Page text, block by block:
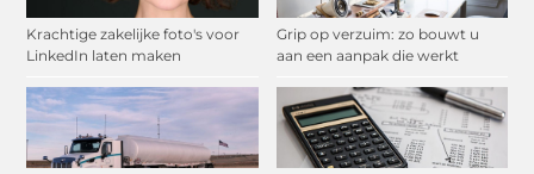
Krachtige zakelijke foto's voor
LinkedIn laten maken
Grip op verzuim: zo bouwt u
aan een aanpak die werkt